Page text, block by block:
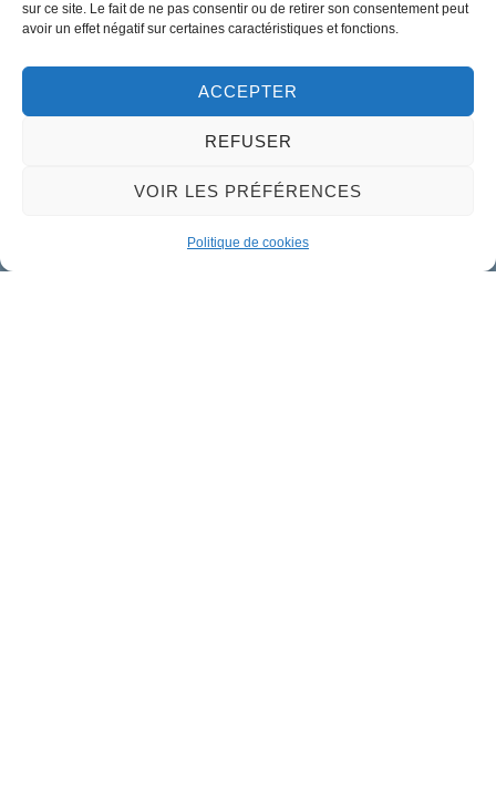
sur ce site. Le fait de ne pas consentir ou de retirer son consentement peut
avoir un effet négatif sur certaines caractéristiques et fonctions.
ACCEPTER
REFUSER
VOIR LES PRÉFÉRENCES
Politique de cookies
Mairie de Meung-sur-Loire
Mairie,
32 rue du Général de Gaulle,
mairie@meung-sur-loire.com